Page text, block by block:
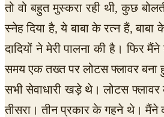
तो वो बहुत मुस्करा रही थी, कुछ
स्नेह दिया है, ये बाबा के रत्न हैं,
दादियों ने मेरी पालना की है। फिर
समय एक तख्त पर लोटस फ्लावर बना
सभी सेवाधारी खड़े थे। लोटस
तीसरा। तीन प्रकार के गहने थे। मैंने